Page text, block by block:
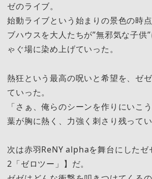
ゼのライブ。
始動ライブという始まりの景色の時
ブハウスを大人たちが”無邪気な子供
ゃぐ場に染め上げていった。
熱狂という最高の呪いと希望を、ゼ
ていった。
「さぁ、俺らのシーンを作りにいこ
葉が胸に熱く、力強く刺さり残ってい
次は赤羽ReNY alphaを舞台にしたゼ
2「ゼロツー」】だ。